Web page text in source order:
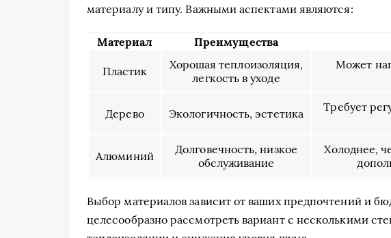
материалу и типу. Важными аспектами являются:
Материал Преимущества
Пластик
Хорошая теплоизоляция,
легкость в уходе
Может
Дерево Экологичность, эстетика
Требует
Алюминий
Долговечность, низкое
обслуживание
Холоднее,
Выбор материалов зависит от ваших предпочтений и
целесообразно рассмотреть вариант с несколькими